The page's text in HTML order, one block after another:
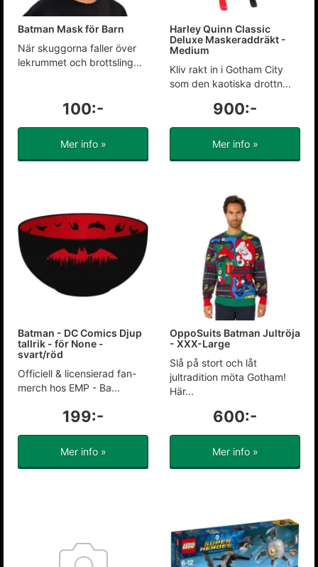
Batman Mask för Barn
När skuggorna faller över
lekrummet och brottsling...
100:-
Mer info »
Harley Quinn Classic
Deluxe Maskeraddräkt -
Medium
Kliv rakt in i Gotham City
som den kaotiska drottn...
900:-
Mer info »
Batman - DC Comics Djup
tallrik - för None -
svart/röd
Officiell & licensierad fan-
merch hos EMP - Ba...
199:-
Mer info »
OppoSuits Batman Jultröja
- XXX-Large
Slå på stort och låt
jultradition möta Gotham!
Här...
600:-
Mer info »